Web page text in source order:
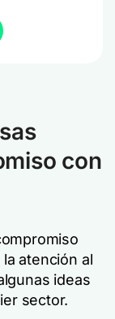
con
atención al
ideas
sector.